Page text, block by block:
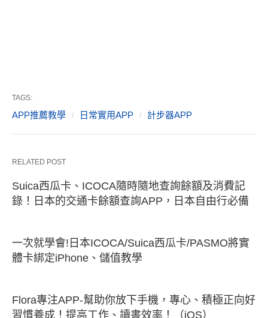
TAGS:
APP推薦教學 日常實用APP 計步器APP
RELATED POST
Suica西瓜卡、ICOCA隨時隨地查詢餘額及消費記
錄！日本的交通卡餘額查詢APP，日本自由行必備
一次就學會!日本ICOCA/Suica西瓜卡/PASMO將實
體卡綁定iPhone、儲值教學
Flora專注APP-幫助你放下手機，專心、積極正向好
習慣養成！提高工作、讀書效率！（iOS）